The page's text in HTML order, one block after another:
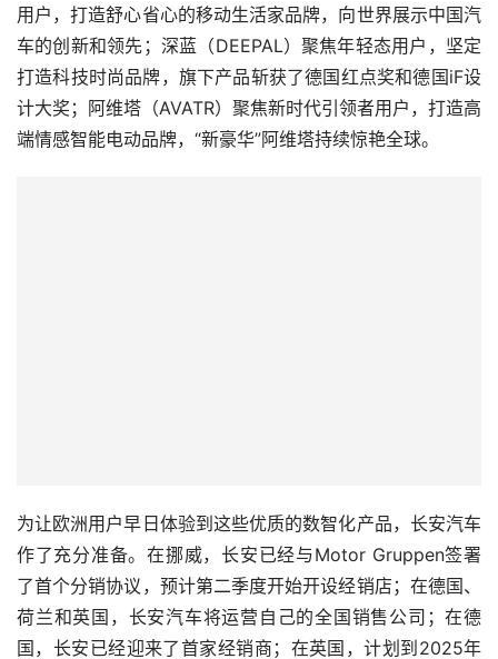
用户，打造舒心省心的移动生活家品牌，向世界展示中国汽
车的创新和领先；深蓝（DEEPAL）聚焦年轻态用户，坚定
打造科技时尚品牌，旗下产品斩获了德国红点奖和德国iF设
计大奖；阿维塔（AVATR）聚焦新时代引领者用户，打造高
端情感智能电动品牌，“新豪华”阿维塔持续惊艳全球。
为让欧洲用户早日体验到这些优质的数智化产品，长安汽车
作了充分准备。在挪威，长安已经与Motor Gruppen签署
了首个分销协议，预计第二季度开始开设经销店；在德国、
荷兰和英国，长安汽车将运营自己的全国销售公司；在德
国，长安已经迎来了首家经销商；在英国，计划到2025年